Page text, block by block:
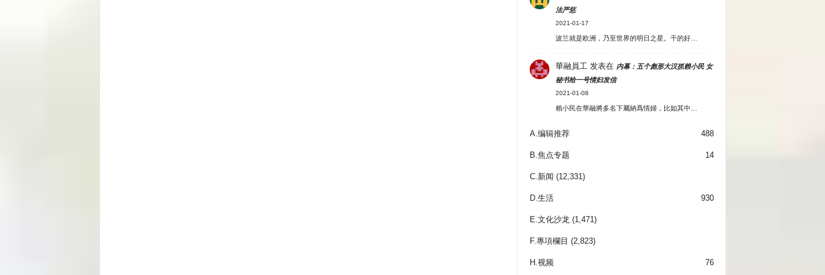
法严惩
2021-01-17
波兰就是欧洲，乃至世界的明日之星。干的好…
華融員工 发表在 内幕：五个彪形大汉抓赖小民 女
秘书给一号情妇发信
2021-01-08
賴小民在華融將多名下屬納爲情婦，比如其中…
A.编辑推荐 488
B.焦点专题 14
C.新闻 (12,331)
D.生活 930
E.文化沙龙 (1,471)
F.專項欄目 (2,823)
H.视频 76